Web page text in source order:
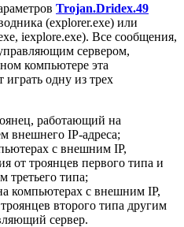
Trojan.Dridex.49
(explorer.exe) или
iexplore.exe). Все сообщения,
сервером,
компьютере эта
одну из трех
работающий на
внешнего IP-адреса;
с внешним IP,
от троянцев первого типа и
третьего типа;
компьютерах с внешним IP,
второго типа другим
сервер.